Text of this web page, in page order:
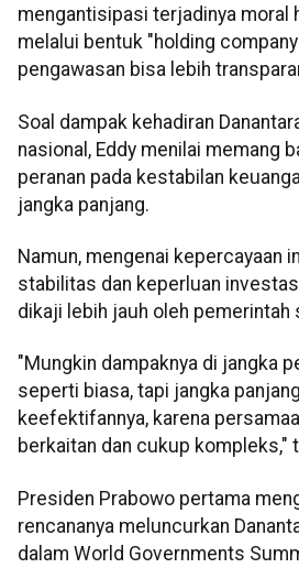
mengantisipasi terjadinya moral
melalui bentuk "holding
pengawasan bisa lebih
Soal dampak kehadiran
nasional, Eddy menilai memang
peranan pada kestabilan
jangka panjang.
Namun, mengenai kepercayaan
stabilitas dan keperluan
dikaji lebih jauh oleh
"Mungkin dampaknya di jangka
seperti biasa, tapi jangka
keefektifannya, karena
berkaitan dan cukup kompleks,"
Presiden Prabowo pertama
rencananya meluncurkan
dalam World Governments